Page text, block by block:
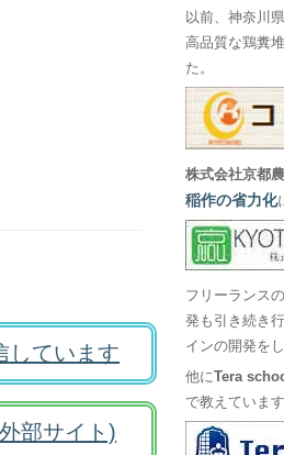
しています
部サイト)
以前、神奈川
高品質な鶏糞
た。
株式会社京都
稲作の省力化
フリーランス
発も引き続き
インの開発を
他にTera
で教えています